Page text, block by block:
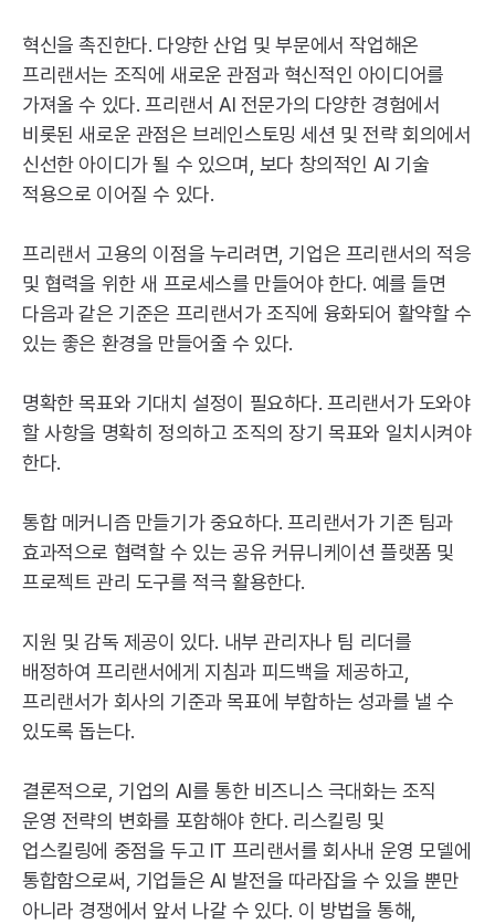
혁신을 촉진한다. 다양한 산업 및 부문에서 작업해온
프리랜서는 조직에 새로운 관점과 혁신적인 아이디어를
가져올 수 있다. 프리랜서AI 전문가의 다양한 경험에서
비롯된 새로운 관점은 브레인스토밍 세션 및 전략 회의에서
신선한 아이디가 될 수 있으며, 보다 창의적인 AI 기술
적용으로 이어질 수 있다.
프리랜서 고용의 이점을 누리려면, 기업은 프리랜서의 적응
및 협력을 위한 새 프로세스를 만들어야 한다. 예를 들면
다음과 같은 기준은 프리랜서가 조직에 융화되어 활약할 수
있는 좋은 환경을 만들어줄 수 있다.
명확한 목표와 기대치 설정이 필요하다. 프리랜서가 도와야
할 사항을 명확히 정의하고 조직의 장기 목표와 일치시켜야
한다.
통합 메커니즘 만들기가 중요하다. 프리랜서가 기존 팀과
효과적으로 협력할 수 있는 공유 커뮤니케이션 플랫폼 및
프로젝트 관리 도구를 적극 활용한다.
지원 및 감독 제공이 있다. 내부 관리자나 팀 리더를
배정하여 프리랜서에게 지침과 피드백을 제공하고,
프리랜서가 회사의 기준과 목표에 부합하는 성과를 낼 수
있도록 돕는다.
결론적으로, 기업의 AI를 통한 비즈니스 극대화는 조직
운영 전략의 변화를 포함해야 한다. 리스킬링 및
업스킬링에 중점을 두고 IT 프리랜서를 회사내 운영 모델에
통합함으로써, 기업들은 AI 발전을 따라잡을 수 있을 뿐만
아니라 경쟁에서 앞서 나갈 수 있다. 이 방법을 통해,